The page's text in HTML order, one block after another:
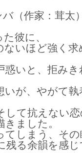
（作家：茸太
彼に、
ないほど強く
惑いと、拒み
いが、やがて
して抗えない
ました。
てしまう、そ
残る余韻を感